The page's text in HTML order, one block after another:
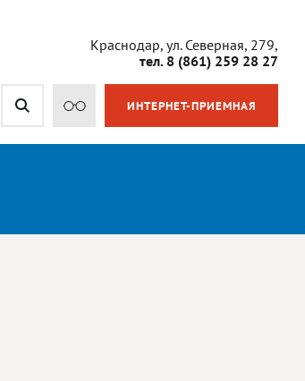
Краснодар, ул. Северная, 279,
тел. 8 (861) 259 28 27
ИНТЕРНЕТ-ПРИЕМНАЯ